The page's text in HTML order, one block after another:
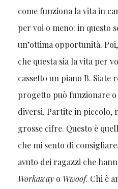
come funziona la vita in
per voi o meno: in questo
un’ottima opportunità.
che questa sia la vita per
cassetto un piano B. Siate
progetto può funzionare
diversi. Partite in piccolo,
grosse cifre. Questo è
che mi sento di
avuto dei ragazzi che
Workaway o Wwoof. Chi è